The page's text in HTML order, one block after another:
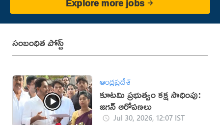
సంబంధిత పోస్ట్
ఆంధ్రప్రదేశ్
కూటమి ప్రభుత్వం కక్ష సాధింపు:
జగన్ ఆరోపణలు
Jul 30, 2026, 12:07 IST